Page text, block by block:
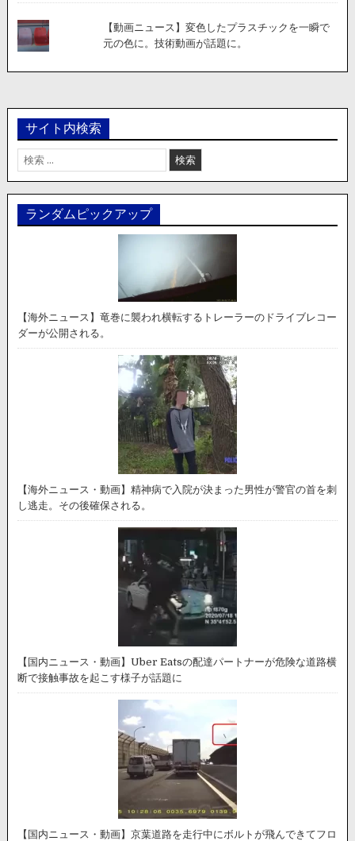
【動画ニュース】変色したプラスチックを一瞬で
元の色に。技術動画が話題に。
サイト内検索
検
索:
ランダムピックアップ
【海外ニュース】竜巻に襲われ横転するトレーラーのドライブレコー
ダーが公開される。
【海外ニュース・動画】精神病で入院が決まった男性が警官の首を刺
し逃走。その後確保される。
【国内ニュース・動画】Uber Eatsの配達パートナーが危険な道路横
断で接触事故を起こす様子が話題に
【国内ニュース・動画】京葉道路を走行中にボルトが飛んできてフロ